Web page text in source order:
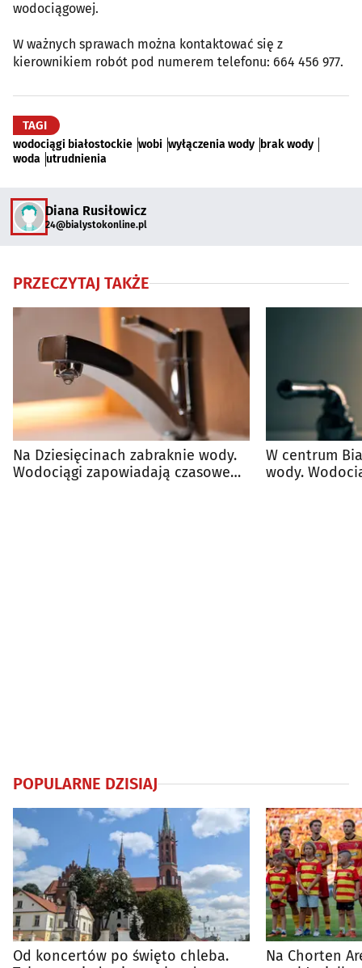
wodociągowej.
W ważnych sprawach można kontaktować się z
kierownikiem robót pod numerem telefonu: 664 456 977.
TAGI
wodociągi białostockie wobi wyłączenia wody brak wody
woda utrudnienia
Diana Rusiłowicz
24@bialystokonline.pl
PRZECZYTAJ TAKŻE
Na Dziesięcinach zabraknie wody.
Wodociągi zapowiadają czasowe
W centrum
wody.
POPULARNE DZISIAJ
Od koncertów po święto chleba.
Na Chorten